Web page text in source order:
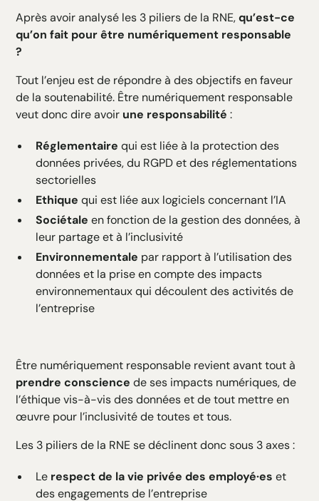
Après avoir analysé les 3 piliers de la RNE,qu’est-ce
qu’on fait pour être numériquement responsable
?
Tout l’enjeu est de répondre à des objectifs en faveur
de la soutenabilité. Être numériquement responsable
veut donc dire avoir une responsabilité :
Réglementairequi est liée à la protection des
données privées, du RGPD et des réglementations
sectorielles
Ethiquequi est liée aux logiciels concernant l’IA
Sociétale en fonction de la gestion des données, à
leur partage et à l’inclusivité
Environnementale par rapport à l’utilisation des
données et la prise en compte des impacts
environnementaux qui découlent des activités de
l’entreprise
Être numériquement responsable revient avant tout à
prendre conscience de ses impacts numériques, de
l’éthique vis-à-vis des données et de tout mettre en
œuvre pour l’inclusivité de toutes et tous.
Les 3 piliers de la RNE se déclinent donc sous 3 axes :
Le respect de la vie privée des employé·es et
des engagements de l’entreprise